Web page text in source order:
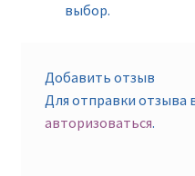
выбор.
Добавить отзыв
Для отправки отзыва
авторизоваться.